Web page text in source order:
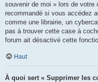
souvenir de moi » lors de votre
recommandé si vous accédez
comme une librairie, un
pas à trouver cette case à
forum ait désactivé cette
Haut
À quoi sert « Supprimer les